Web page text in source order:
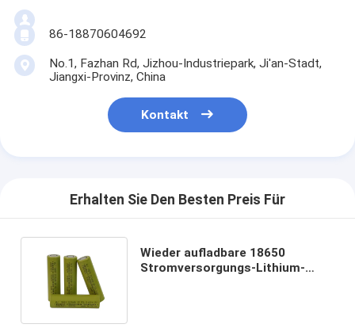
86-18870604692
No.1, Fazhan Rd, Jizhou-Industriepark, Ji'an-Stadt,
Jiangxi-Provinz, China
Kontakt
Erhalten Sie Den Besten Preis Für
Wieder aufladbare 18650
Stromversorgungs-Lithium-